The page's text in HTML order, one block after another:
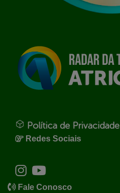
Política de Privacidade
Redes Sociais
Fale Conosco